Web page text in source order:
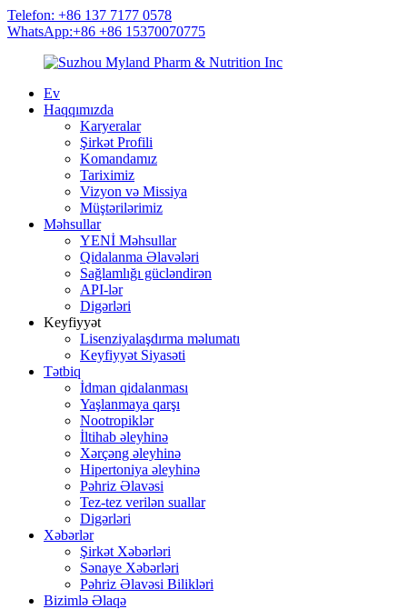
Telefon: +86 137 7177 0578
WhatsApp:+86 +86 15370070775
Ev
Haqqımızda
Karyeralar
Şirkət Profili
Komandamız
Tariximiz
Vizyon və Missiya
Müştərilərimiz
Məhsullar
YENİ Məhsullar
Qidalanma Əlavələri
Sağlamlığı gücləndirən
API-lər
Digərləri
Keyfiyyət
Lisenziyalaşdırma məlumatı
Keyfiyyət Siyasəti
Tətbiq
İdman qidalanması
Yaşlanmaya qarşı
Nootropiklər
İltihab əleyhinə
Xərçəng əleyhinə
Hipertoniya əleyhinə
Pəhriz Əlavəsi
Tez-tez verilən suallar
Digərləri
Xəbərlər
Şirkət Xəbərləri
Sənaye Xəbərləri
Pəhriz Əlavəsi Bilikləri
Bizimlə Əlaqə